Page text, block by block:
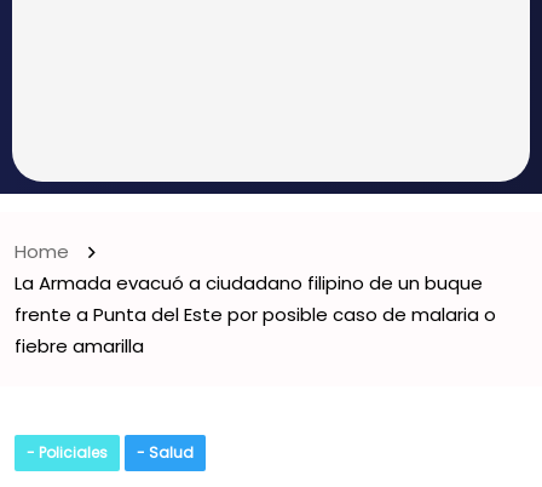
Home
La Armada evacuó a ciudadano filipino de un buque
frente a Punta del Este por posible caso de malaria o
fiebre amarilla
- Policiales - Salud